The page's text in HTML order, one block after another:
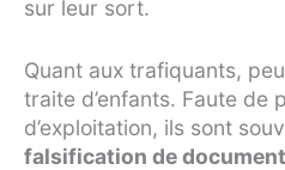
sur leur sort.
Quant aux trafiquants,
traite d’enfants. Faute de
d’exploitation, ils sont
falsification de